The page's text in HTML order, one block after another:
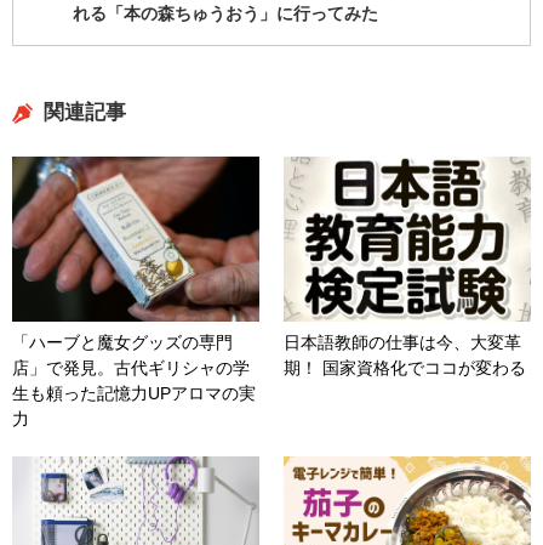
れる「本の森ちゅうおう」に行ってみた
関連記事
「ハーブと魔女グッズの専門
店」で発見。古代ギリシャの学
生も頼った記憶力UPアロマの実
力
日本語教師の仕事は今、大変革
期！ 国家資格化でココが変わる